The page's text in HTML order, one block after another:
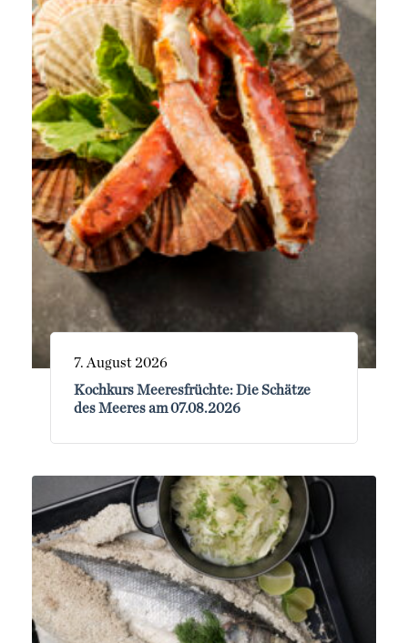
7. August 2026
Kochkurs Meeresfrüchte: Die Schätze
des Meeres am 07.08.2026